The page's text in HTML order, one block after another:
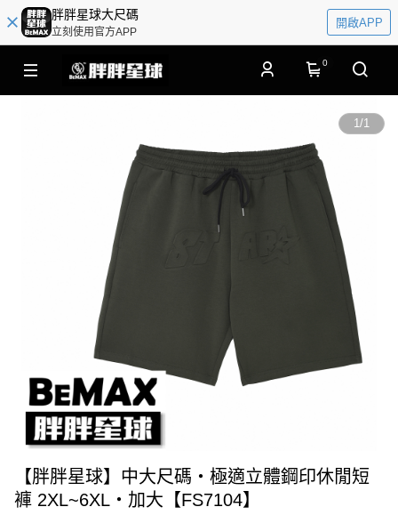
胖胖星球大尺碼
立刻使用官方APP
開啟APP
0
1/1
【胖胖星球】中大尺碼‧極適立體鋼印休閒短
褲 2XL~6XL‧加大【FS7104】